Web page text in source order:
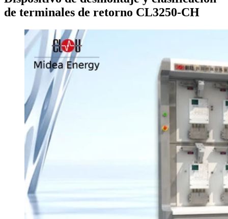
de terminales de retorno CL3250-CH